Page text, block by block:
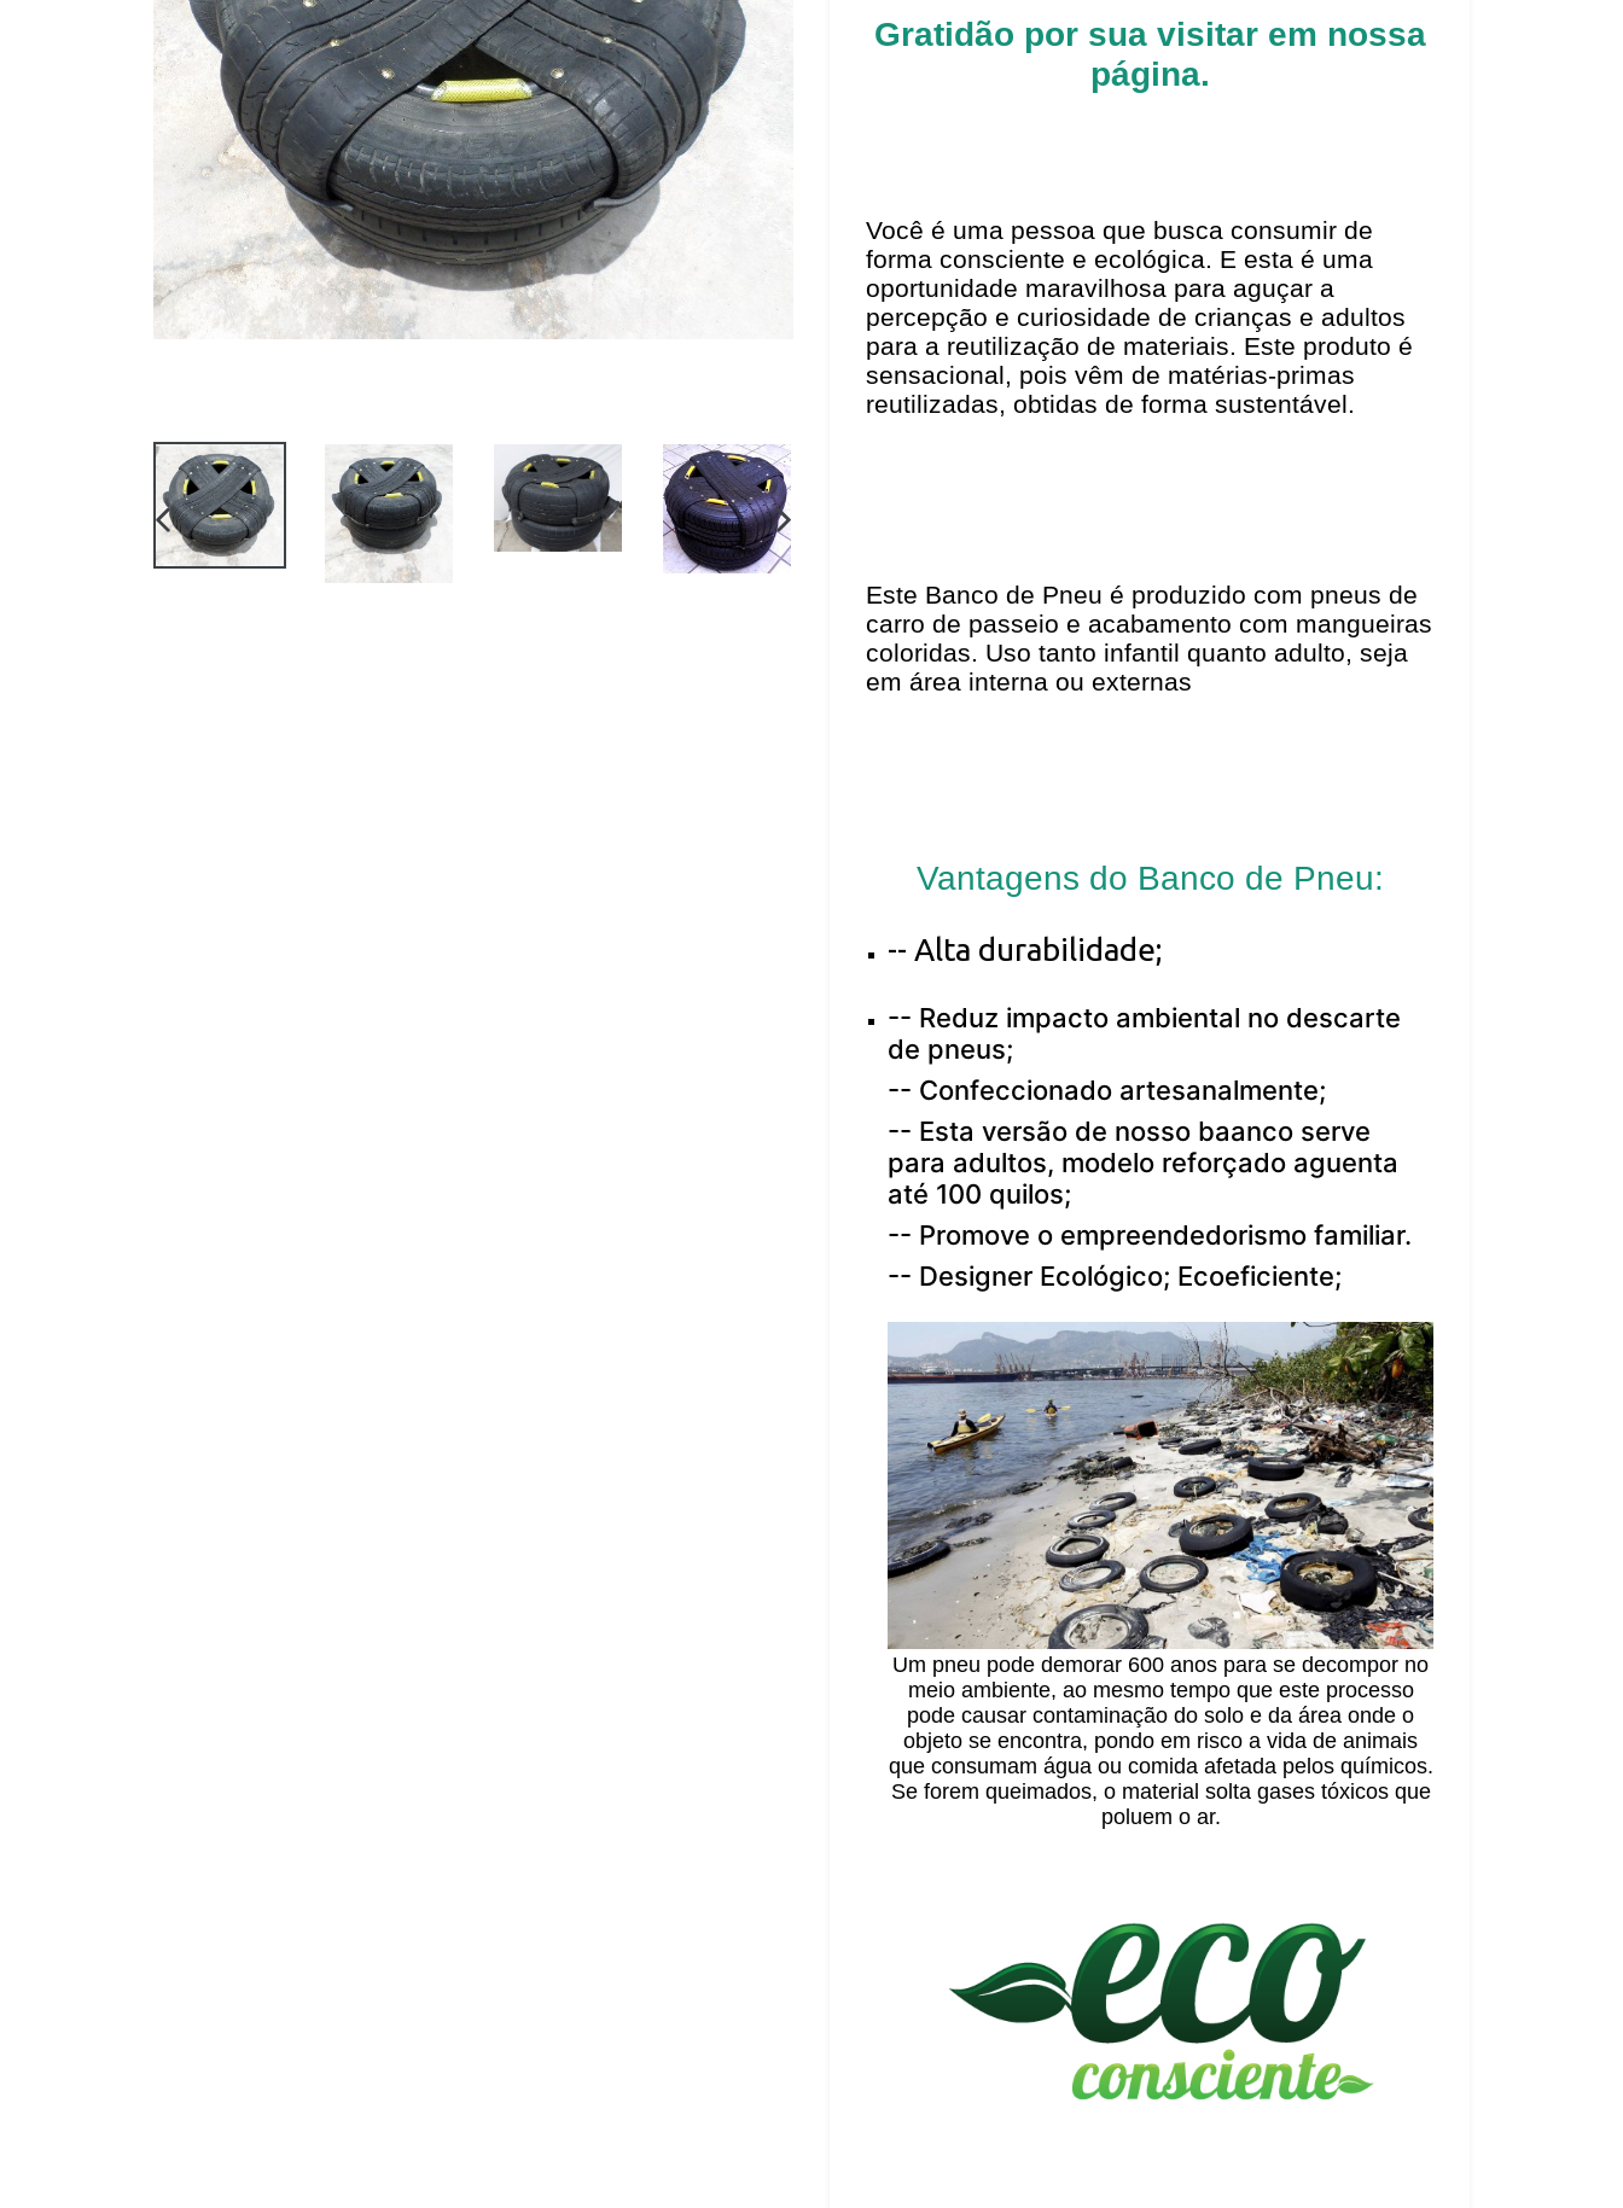
SLIDE
ANTERIOR
PRÓXIMO
SLIDE
Gratidão por sua visitar em nossa
página.
Você é uma pessoa que busca consumir de
forma consciente e ecológica. E esta é uma
oportunidade maravilhosa para aguçar a
percepção e curiosidade de crianças e adultos
para a reutilização de materiais. Este produto é
sensacional, pois vêm de matérias-primas
reutilizadas, obtidas de forma sustentável.
Este Banco de Pneu é produzido com pneus de
carro de passeio e acabamento com mangueiras
coloridas. Uso tanto infantil quanto adulto, seja
em área interna ou externas
Vantagens do Banco de Pneu:
-- Alta durabilidade;
-- Reduz impacto ambiental no descarte
de pneus;
-- Confeccionado artesanalmente;
-- Esta versão de nosso baanco serve
para adultos, modelo reforçado aguenta
até 100 quilos;
-- Promove o empreendedorismo familiar.
-- Designer Ecológico; Ecoeficiente;
Um pneu pode demorar 600 anos para se decompor no
meio ambiente, ao mesmo tempo que este processo
pode causar contaminação do solo e da área onde o
objeto se encontra, pondo em risco a vida de animais
que consumam água ou comida afetada pelos químicos.
Se forem queimados, o material solta gases tóxicos que
poluem o ar.